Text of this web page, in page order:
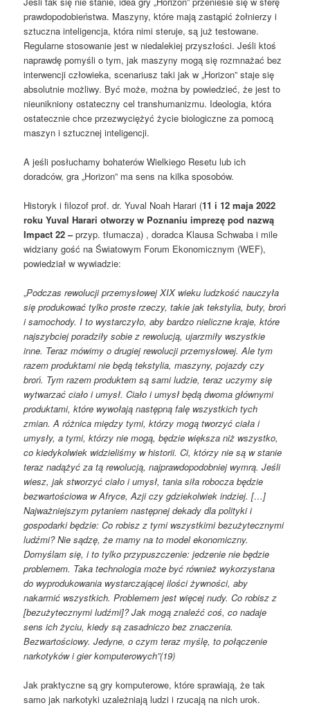
prawdopodobieństwa. Maszyny, które mają zastąpić żołnierzy i
sztuczna inteligencja, która nimi steruje, są już testowane.
Regularne stosowanie jest w niedalekiej przyszłości. Jeśli ktoś
naprawdę pomyśli o tym, jak maszyny mogą się rozmnażać bez
interwencji człowieka, scenariusz taki jak w „Horizon” staje się
absolutnie możliwy. Być może, można by powiedzieć, że jest to
nieunikniony ostateczny cel transhumanizmu. Ideologia, która
ostatecznie chce przezwyciężyć życie biologiczne za pomocą
maszyn i sztucznej inteligencji.
A jeśli posłuchamy bohaterów Wielkiego Resetu lub ich
doradców, gra „Horizon” ma sens na kilka sposobów.
Historyk i filozof prof. dr. Yuval Noah Harari (11 i 12 maja 2022
roku Yuval Harari otworzy w Poznaniu imprezę pod nazwą
Impact 22 –przyp. tłumacza) , doradca Klausa Schwaba i mile
widziany gość na Światowym Forum Ekonomicznym (WEF),
powiedział w wywiadzie:
„Podczas rewolucji przemysłowej XIX wieku ludzkość nauczyła
się produkować tylko proste rzeczy, takie jak tekstylia, buty, broń
i samochody. I to wystarczyło, aby bardzo nieliczne kraje, które
najszybciej poradziły sobie z rewolucją, ujarzmiły wszystkie
inne. Teraz mówimy o drugiej rewolucji przemysłowej. Ale tym
razem produktami nie będą tekstylia, maszyny, pojazdy czy
broń. Tym razem produktem są sami ludzie, teraz uczymy się
wytwarzać ciało i umysł. Ciało i umysł będą dwoma głównymi
produktami, które wywołają następną falę wszystkich tych
zmian. A różnica między tymi, którzy mogą tworzyć ciała i
umysły, a tymi, którzy nie mogą, będzie większa niż wszystko,
co kiedykolwiek widzieliśmy w historii. Ci, którzy nie są w stanie
teraz nadążyć za tą rewolucją, najprawdopodobniej wymrą. Jeśli
wiesz, jak stworzyć ciało i umysł, tania siła robocza będzie
bezwartościowa w Afryce, Azji czy gdziekolwiek indziej. […]
Najważniejszym pytaniem następnej dekady dla polityki i
gospodarki będzie: Co robisz z tymi wszystkimi bezużytecznymi
ludźmi? Nie sądzę, że mamy na to model ekonomiczny.
Domyślam się, i to tylko przypuszczenie: jedzenie nie będzie
problemem. Taka technologia może być również wykorzystana
do wyprodukowania wystarczającej ilości żywności, aby
nakarmić wszystkich. Problemem jest więcej nudy. Co robisz z
[bezużytecznymi ludźmi]? Jak mogą znaleźć coś, co nadaje
sens ich życiu, kiedy są zasadniczo bez znaczenia.
Bezwartościowy. Jedyne, o czym teraz myślę, to połączenie
narkotyków i gier komputerowych”(19)
Jak praktyczne są gry komputerowe, które sprawiają, że tak
samo jak narkotyki uzależniają ludzi i rzucają na nich urok.